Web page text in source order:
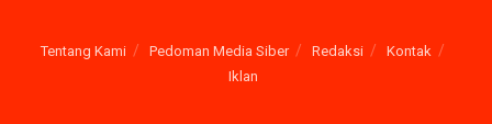
Tentang Kami Pedoman Media Siber Redaksi
Kontak
Iklan